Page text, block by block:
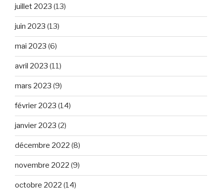
juillet 2023 (13)
juin 2023 (13)
mai 2023 (6)
avril 2023 (11)
mars 2023 (9)
février 2023 (14)
janvier 2023 (2)
décembre 2022 (8)
novembre 2022 (9)
octobre 2022 (14)